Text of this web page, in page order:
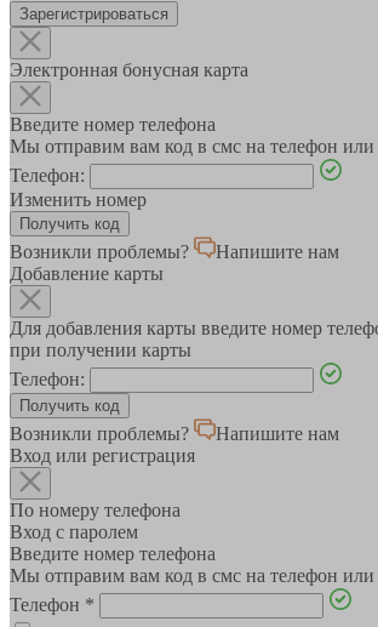
Зарегистрироваться
Электронная бонусная карта
Введите номер телефона
Мы отправим вам код в смс на телефон
Телефон:
Изменить номер
Возникли проблемы?
Напишите нам
Добавление карты
Для добавления карты введите номер
при получении карты
Телефон:
Возникли проблемы?
Напишите нам
Вход или регистрация
По номеру телефона
Вход с паролем
Введите номер телефона
Мы отправим вам код в смс на телефон
Телефон *